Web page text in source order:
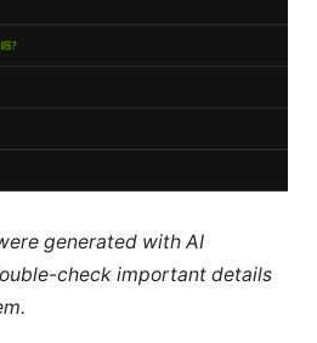
generated with AI
check important details